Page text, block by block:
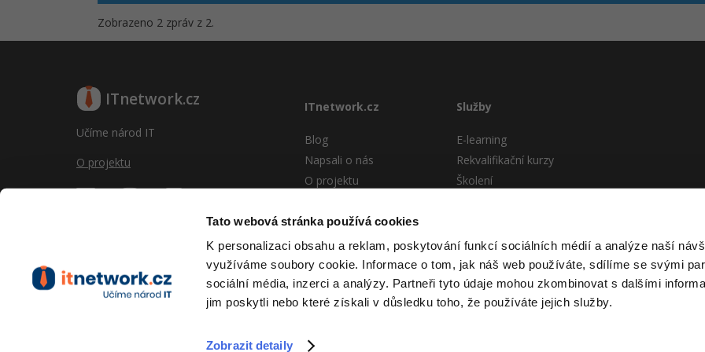
Tato webová stránka používá cookies
K personalizaci obsahu a reklam, poskytování funkcí sociálních médií a analýze naší
využíváme soubory cookie. Informace o tom, jak náš web používáte, sdílíme se svými
sociální média, inzerci a analýzy. Partneři tyto údaje mohou zkombinovat s dalšími
jim poskytli nebo které získali v důsledku toho, že používáte jejich služby.
Zobrazit detaily
Zobrazeno 2 zpráv z 2.
ITnetwork.cz
Učíme národ IT
O projektu
ITnetwork.cz
Blog
Napsali o nás
O projektu
Vývoj systému
Provozní podmínky
RSS
Kontakt
Služby
E-learning
Rekvalifikační kurzy
Školení
Copyright © 2026 itnetwork.cz. Veškerý obsah webu (pokud není uvedeno jinak) je